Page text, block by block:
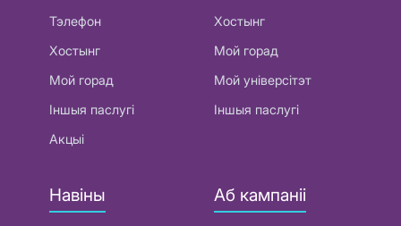
Тэлефон
Хостынг
Мой горад
Іншыя паслугі
Акцыі
Хостынг
Мой горад
Мой універсітэт
Іншыя паслугі
Навіны Аб кампаніі